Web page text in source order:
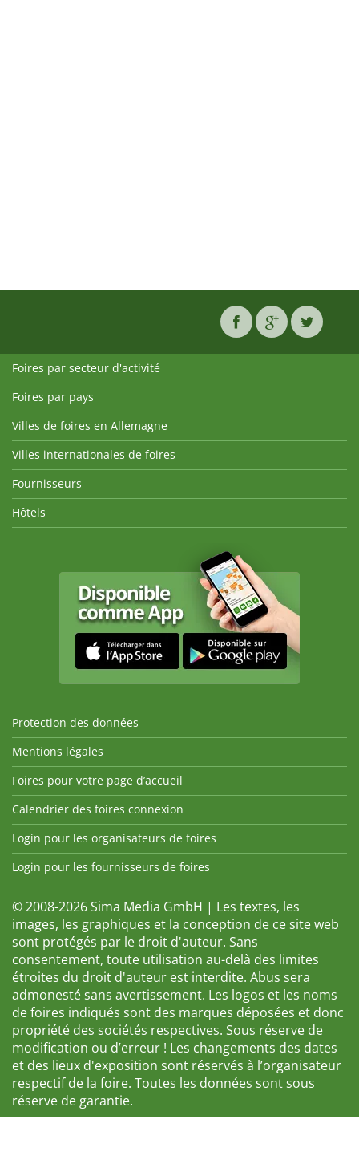
Foires par secteur d'activité
Foires par pays
Villes de foires en Allemagne
Villes internationales de foires
Fournisseurs
Hôtels
Protection des données
Mentions légales
Foires pour votre page d’accueil
Calendrier des foires connexion
Login pour les organisateurs de foires
Login pour les fournisseurs de foires
© 2008-2026 Sima Media GmbH | Les textes, les
images, les graphiques et la conception de ce site web
sont protégés par le droit d'auteur. Sans
consentement, toute utilisation au-delà des limites
étroites du droit d'auteur est interdite. Abus sera
admonesté sans avertissement. Les logos et les noms
de foires indiqués sont des marques déposées et donc
propriété des sociétés respectives. Sous réserve de
modification ou d’erreur ! Les changements des dates
et des lieux d'exposition sont réservés à l’organisateur
respectif de la foire. Toutes les données sont sous
réserve de garantie.